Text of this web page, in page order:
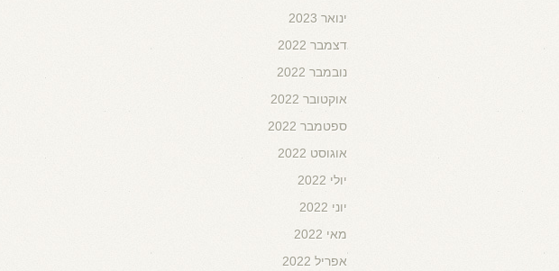
ינואר 2023
דצמבר 2022
נובמבר 2022
אוקטובר 2022
ספטמבר 2022
אוגוסט 2022
יולי 2022
יוני 2022
מאי 2022
אפריל 2022